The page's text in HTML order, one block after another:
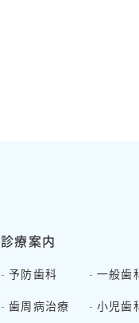
診療案内
- 予防歯科 - 一般歯
- 歯周病治療 - 小児歯